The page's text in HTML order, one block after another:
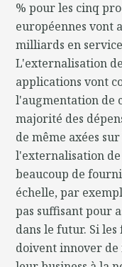
% pour les cinq
européennes vont
milliards en
L'externalisation
applications vont
l'augmentation de
majorité des
de même axées
l'externalisation
beaucoup de
échelle, par
pas suffisant pour
dans le futur. Si
doivent innover